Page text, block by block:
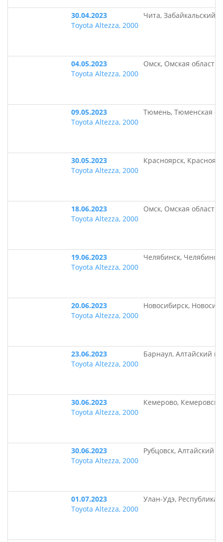
30.04.2023
Toyota Altezza, 2000
Чита, Забайкальский
04.05.2023
Toyota Altezza, 2000
Омск, Омская область
09.05.2023
Toyota Altezza, 2000
Тюмень, Тюменская
30.05.2023
Toyota Altezza, 2000
Красноярск,
18.06.2023
Toyota Altezza, 2000
Омск, Омская область
19.06.2023
Toyota Altezza, 2000
Челябинск,
20.06.2023
Toyota Altezza, 2000
Новосибирск,
23.06.2023
Toyota Altezza, 2000
Барнаул, Алтайский
30.06.2023
Toyota Altezza, 2000
Кемерово,
30.06.2023
Toyota Altezza, 2000
Рубцовск, Алтайский
01.07.2023
Toyota Altezza, 2000
Улан-Удэ, Республика